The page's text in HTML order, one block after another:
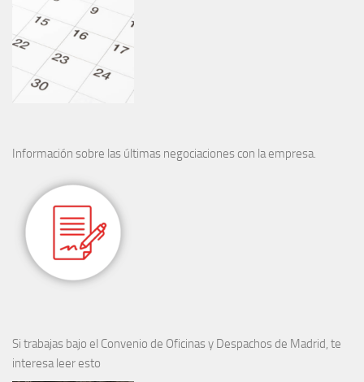
Información sobre las últimas negociaciones con la empresa.
Si trabajas bajo el Convenio de Oficinas y Despachos de Madrid, te
interesa leer esto